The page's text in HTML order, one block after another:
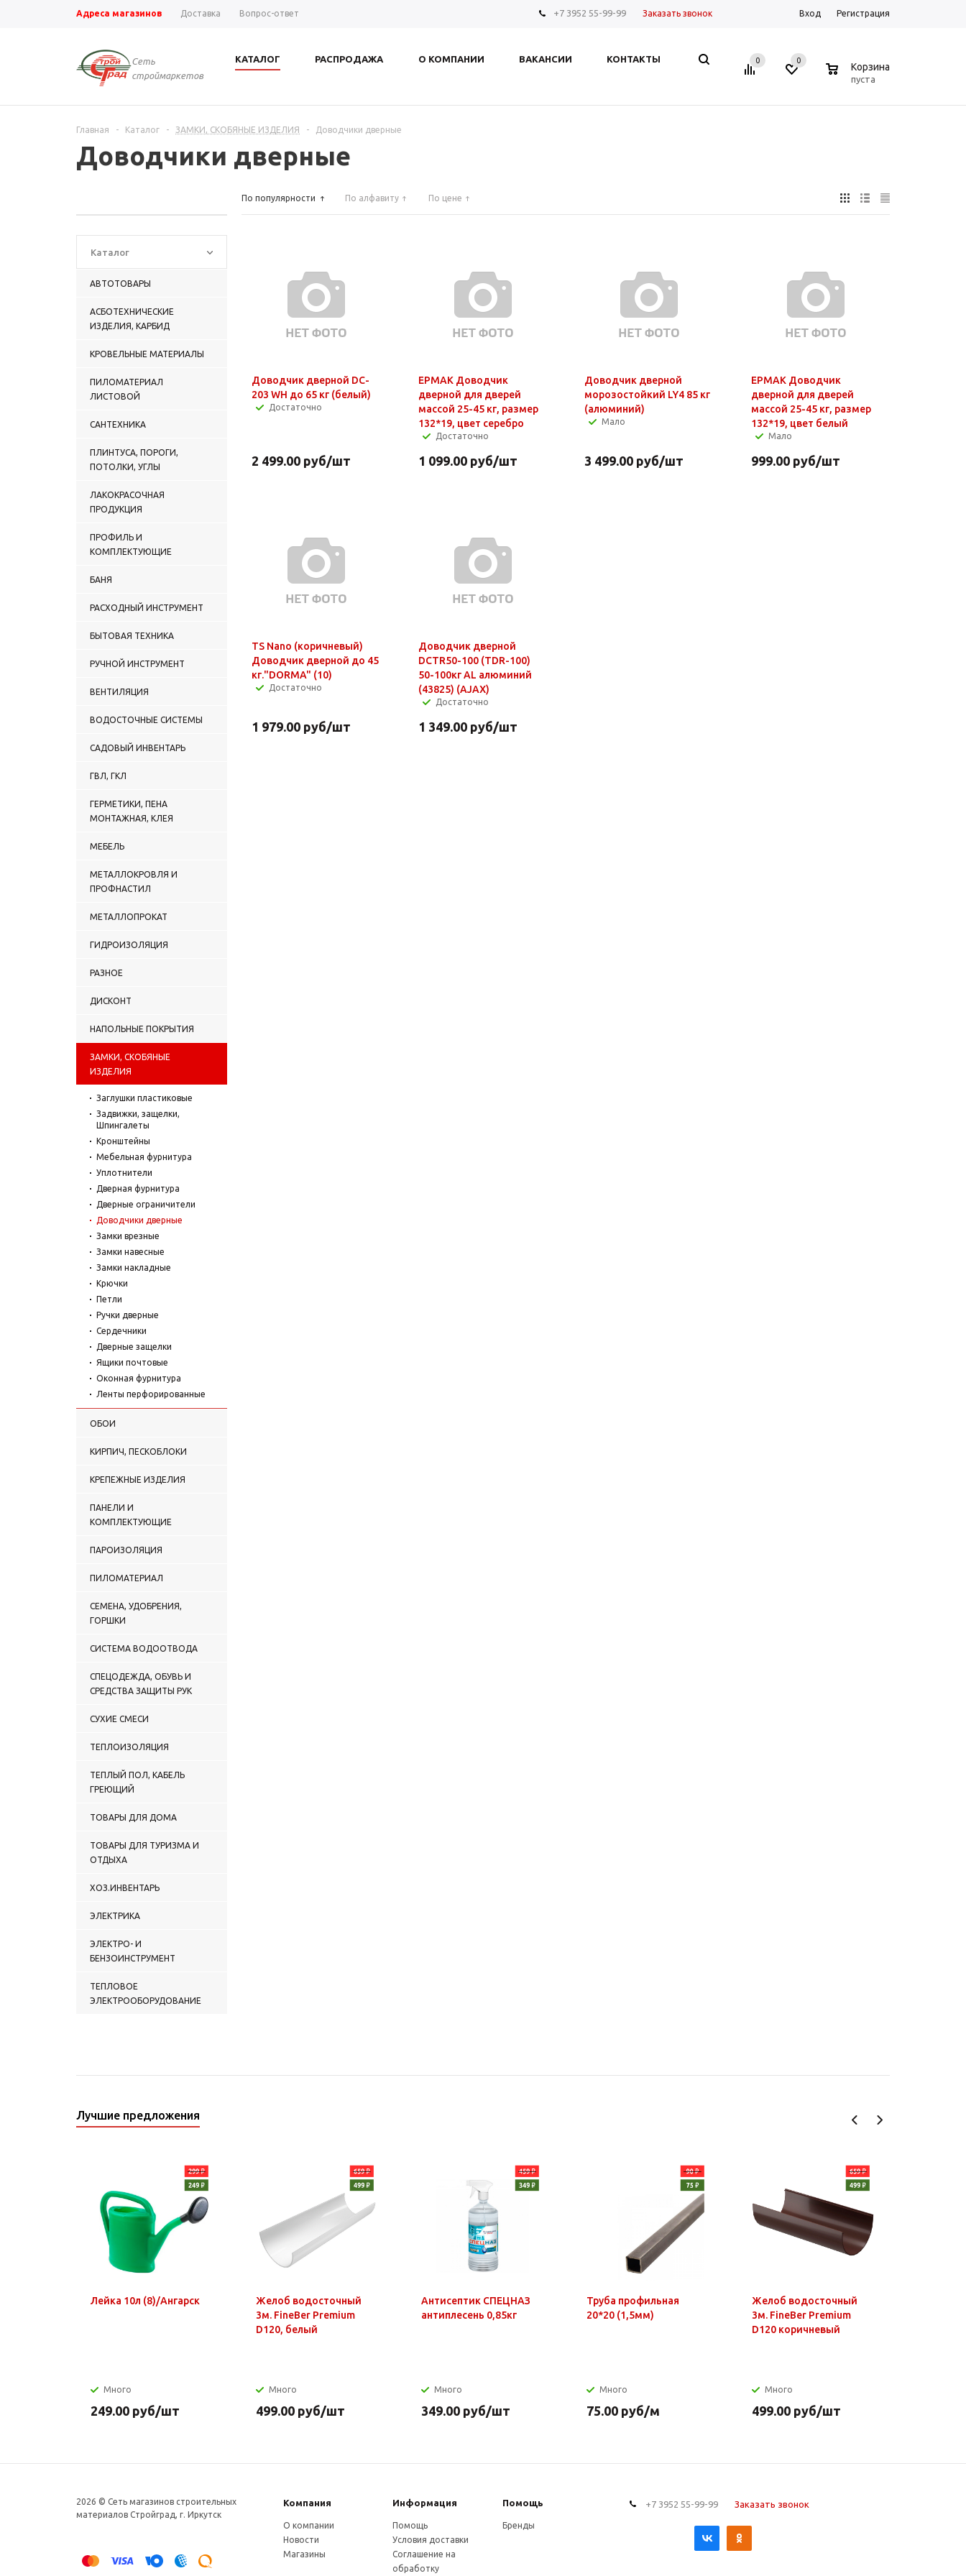
Адреса магазинов Доставка Вопрос-ответ +7 3952 55-99-99 Заказать звонок Вход Регистрация
Сеть
строймаркетов
КАТАЛОГ РАСПРОДАЖА О КОМПАНИИ ВАКАНСИИ КОНТАКТЫ 0 0
Корзина
пуста
Главная - Каталог - ЗАМКИ, СКОБЯНЫЕ ИЗДЕЛИЯ - Доводчики дверные
Доводчики дверные
Каталог
АВТОТОВАРЫ
АСБОТЕХНИЧЕСКИЕ
ИЗДЕЛИЯ, КАРБИД
КРОВЕЛЬНЫЕ МАТЕРИАЛЫ
ПИЛОМАТЕРИАЛ
ЛИСТОВОЙ
САНТЕХНИКА
ПЛИНТУСА, ПОРОГИ,
ПОТОЛКИ, УГЛЫ
ЛАКОКРАСОЧНАЯ
ПРОДУКЦИЯ
ПРОФИЛЬ И
КОМПЛЕКТУЮЩИЕ
БАНЯ
РАСХОДНЫЙ ИНСТРУМЕНТ
БЫТОВАЯ ТЕХНИКА
РУЧНОЙ ИНСТРУМЕНТ
ВЕНТИЛЯЦИЯ
ВОДОСТОЧНЫЕ СИСТЕМЫ
САДОВЫЙ ИНВЕНТАРЬ
ГВЛ, ГКЛ
ГЕРМЕТИКИ, ПЕНА
МОНТАЖНАЯ, КЛЕЯ
МЕБЕЛЬ
МЕТАЛЛОКРОВЛЯ И
ПРОФНАСТИЛ
МЕТАЛЛОПРОКАТ
ГИДРОИЗОЛЯЦИЯ
РАЗНОЕ
ДИСКОНТ
НАПОЛЬНЫЕ ПОКРЫТИЯ
ЗАМКИ, СКОБЯНЫЕ
ИЗДЕЛИЯ
Заглушки пластиковые
Задвижки, защелки,
Шпингалеты
Кронштейны
Мебельная фурнитура
Уплотнители
Дверная фурнитура
Дверные ограничители
Доводчики дверные
Замки врезные
Замки навесные
Замки накладные
Крючки
Петли
Ручки дверные
Сердечники
Дверные защелки
Ящики почтовые
Оконная фурнитура
Ленты перфорированные
ОБОИ
КИРПИЧ, ПЕСКОБЛОКИ
КРЕПЕЖНЫЕ ИЗДЕЛИЯ
ПАНЕЛИ И
КОМПЛЕКТУЮЩИЕ
ПАРОИЗОЛЯЦИЯ
ПИЛОМАТЕРИАЛ
СЕМЕНА, УДОБРЕНИЯ,
ГОРШКИ
СИСТЕМА ВОДООТВОДА
СПЕЦОДЕЖДА, ОБУВЬ И
СРЕДСТВА ЗАЩИТЫ РУК
СУХИЕ СМЕСИ
ТЕПЛОИЗОЛЯЦИЯ
ТЕПЛЫЙ ПОЛ, КАБЕЛЬ
ГРЕЮЩИЙ
ТОВАРЫ ДЛЯ ДОМА
ТОВАРЫ ДЛЯ ТУРИЗМА И
ОТДЫХА
ХОЗ.ИНВЕНТАРЬ
ЭЛЕКТРИКА
ЭЛЕКТРО- И
БЕНЗОИНСТРУМЕНТ
ТЕПЛОВОЕ
ЭЛЕКТРООБОРУДОВАНИЕ
По популярности По алфавиту По цене
Доводчик дверной DC-
203 WH до 65 кг (белый)
Достаточно
2 499.00 руб/шт
ЕРМАК Доводчик
дверной для дверей
массой 25-45 кг, размер
132*19, цвет серебро
Достаточно
1 099.00руб/шт
Доводчик дверной
морозостойкий LY4 85 кг
(алюминий)
Мало
3 499.00 руб/шт
ЕРМАК Доводчик
дверной для дверей
массой 25-45 кг, размер
132*19, цвет белый
Мало
999.00руб/шт
TS Nano (коричневый)
Доводчик дверной до 45
кг."DORMA" (10)
Достаточно
1 979.00 руб/шт
Доводчик дверной
DCTR50-100 (TDR-100)
50-100кг AL алюминий
(43825) (AJAX)
Достаточно
1 349.00руб/шт
Лучшие предложения
Лейка 10л (8)/Ангарск
Много
249.00 руб/шт
Желоб водосточный
3м. FineBer Premium
D120, белый
Много
499.00 руб/шт
Антисептик СПЕЦНАЗ
антиплесень 0,85кг
Много
349.00 руб/шт
Труба профильная
20*20 (1,5мм)
Много
75.00 руб/м
Желоб водосточный
3м. FineBer Premium
D120 коричневый
Много
499.00 руб/шт
2026 © Сеть магазинов строительных
материалов Стройград, г. Иркутск
Компания Информация Помощь
О компании
Новости
Магазины
Помощь
Условия доставки
Соглашение на
обработку
Бренды
+7 3952 55-99-99 Заказать звонок